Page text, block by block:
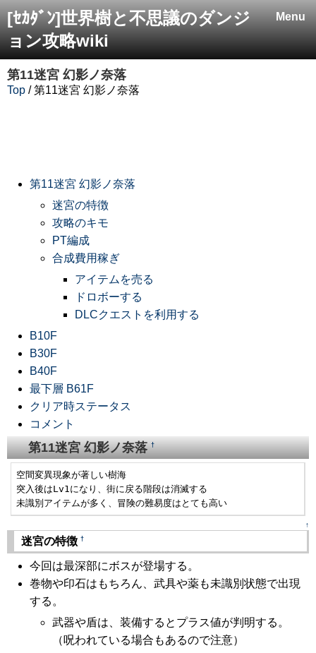
Menu
[ｾｶﾀﾞﾝ]世界樹と不思議のダンジ
ョン攻略wiki
第11迷宮 幻影ノ奈落
Top / 第11迷宮 幻影ノ奈落
第11迷宮 幻影ノ奈落
迷宮の特徴
攻略のキモ
PT編成
合成費用稼ぎ
アイテムを売る
ドロボーする
DLCクエストを利用する
B10F
B30F
B40F
最下層 B61F
クリア時ステータス
コメント
第11迷宮 幻影ノ奈落†
空間変異現象が著しい樹海
突入後はLv1になり、街に戻る階段は消滅する
未識別アイテムが多く、冒険の難易度はとても高い
↑
迷宮の特徴 †
今回は最深部にボスが登場する。
巻物や印石はもちろん、武具や薬も未識別状態で出現
する。
武器や盾は、装備するとプラス値が判明する。
（呪われている場合もあるので注意）